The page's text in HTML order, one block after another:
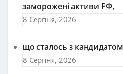
заморожені активи РФ,
8 Серпня, 2026
що сталось з кандидатом
8 Серпня, 2026